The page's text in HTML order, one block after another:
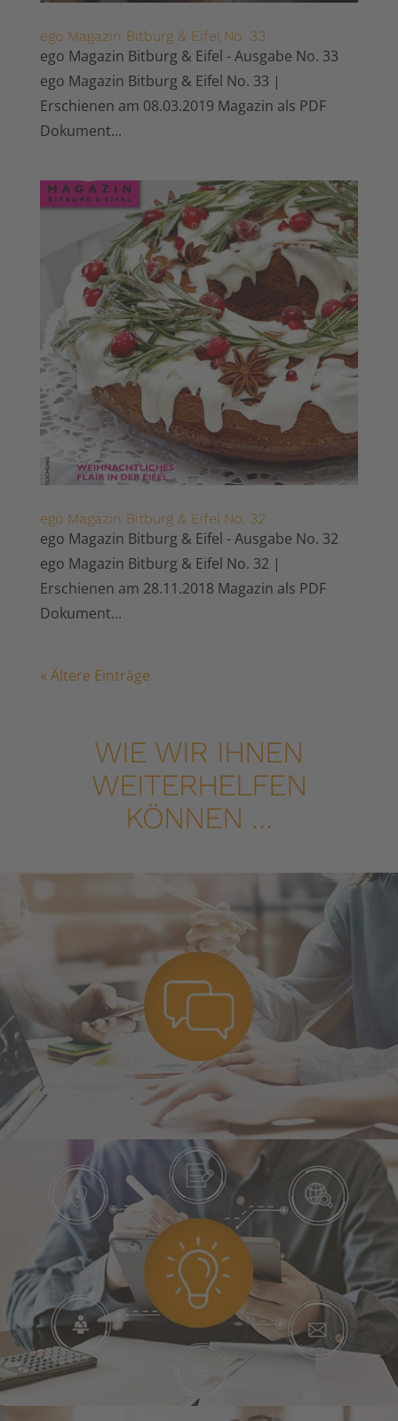
ego Magazin Bitburg & Eifel No. 33
ego Magazin Bitburg & Eifel - Ausgabe No. 33
ego Magazin Bitburg & Eifel No. 33 |
Erschienen am 08.03.2019 Magazin als PDF
Dokument...
ego Magazin Bitburg & Eifel No. 32
ego Magazin Bitburg & Eifel - Ausgabe No. 32
ego Magazin Bitburg & Eifel No. 32 |
Erschienen am 28.11.2018 Magazin als PDF
Dokument...
« Ältere Einträge
WIE WIR IHNEN
WEITERHELFEN
KÖNNEN …